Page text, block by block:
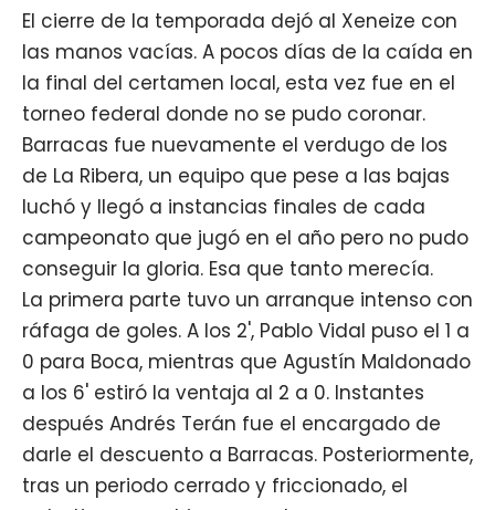
El cierre de la temporada dejó al Xeneize con
las manos vacías. A pocos días de la caída en
la final del certamen local, esta vez fue en el
torneo federal donde no se pudo coronar.
Barracas fue nuevamente el verdugo de los
de La Ribera, un equipo que pese a las bajas
luchó y llegó a instancias finales de cada
campeonato que jugó en el año pero no pudo
conseguir la gloria. Esa que tanto merecía.
La primera parte tuvo un arranque intenso con
ráfaga de goles. A los 2', Pablo Vidal puso el 1 a
0 para Boca, mientras que Agustín Maldonado
a los 6' estiró la ventaja al 2 a 0. Instantes
después Andrés Terán fue el encargado de
darle el descuento a Barracas. Posteriormente,
tras un periodo cerrado y friccionado, el